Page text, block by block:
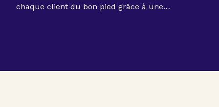
chaque client du bon pied grâce à une